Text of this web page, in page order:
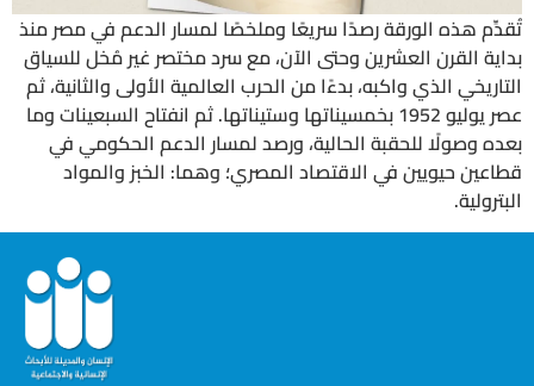
تُقدِّم هذه الورقة رصدًا سريعًا وملخصًا لمسار الدعم في مصر منذ
بداية القرن العشرين وحتى الآن، مع سرد مختصر غير مُخل للسياق
التاريخي الذي واكبه، بدءًا من الحرب العالمية الأولى والثانية، ثم
عصر يوليو 1952 بخمسيناتها وستيناتها. ثم انفتاح السبعينات وما
بعده وصولًا للحقبة الحالية، ورصد لمسار الدعم الحكومي في
قطاعين حيويين في الاقتصاد المصري؛ وهما: الخبز والمواد
البترولية.